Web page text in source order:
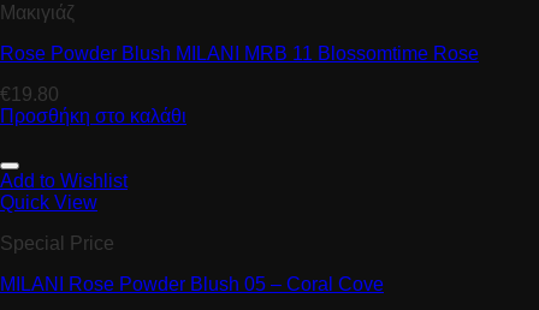
Μακιγιάζ
Rose Powder Blush MILANI MRB 11 Blossomtime Rose
€19.80
Προσθήκη στο καλάθι
Add to Wishlist
Quick View
Special Price
MILANI Rose Powder Blush 05 – Coral Cove